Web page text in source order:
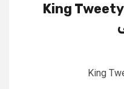
انیمیشن پادشاه توئیتی King Tweety